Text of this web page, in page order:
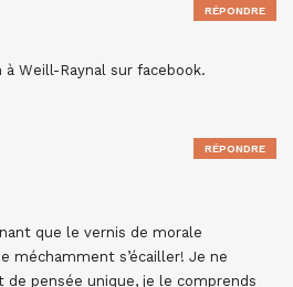
Weill-Raynal sur facebook.
RÉPONDRE
que le vernis de morale
méchamment s’écailler! Je ne
de pensée unique, je le comprends
RÉPONDRE